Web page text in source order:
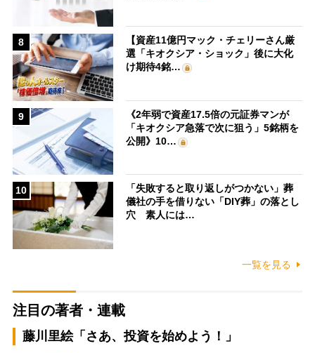
8
【資産11億円マック・チェリーさん厳
選「キオクシア・ショック」後に大化
け期待4銘…
9
《2年弱で資産17.5倍の元証券マンが
「キオクシア急落で次に狙う」5銘柄を
公開》10…
10
「失敗すると取り返しがつかない」葬
儀社の手を借りない「DIY葬」の落とし
穴 素人には…
一覧を見る
注目の著者・連載
藤川里絵「さあ、投資を始めよう！」